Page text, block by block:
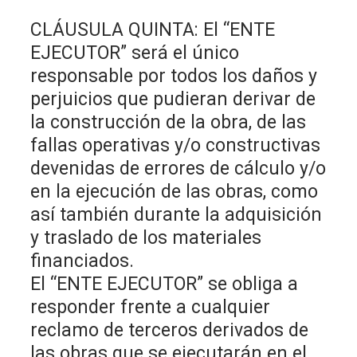
CLÁUSULA QUINTA: El “ENTE
EJECUTOR” será el único
responsable por todos los daños y
perjuicios que pudieran derivar de
la construcción de la obra, de las
fallas operativas y/o constructivas
devenidas de errores de cálculo y/o
en la ejecución de las obras, como
así también durante la adquisición
y traslado de los materiales
financiados.
El “ENTE EJECUTOR” se obliga a
responder frente a cualquier
reclamo de terceros derivados de